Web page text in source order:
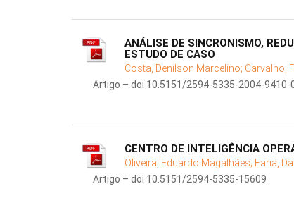
ANÁLISE DE SINCRONISMO,
ESTUDO DE CASO
Costa, Denilson Marcelino; Carvalho,
Artigo – doi 10.5151/2594-5335-2004-9410-
CENTRO DE INTELIGÊNCIA
Oliveira, Eduardo Magalhães; Faria,
Artigo – doi 10.5151/2594-5335-15609